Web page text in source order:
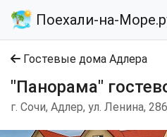
Поехали-на-
Гостевые дома Адлера
"Панорама"
г. Сочи, Адлер, ул. Ленина,